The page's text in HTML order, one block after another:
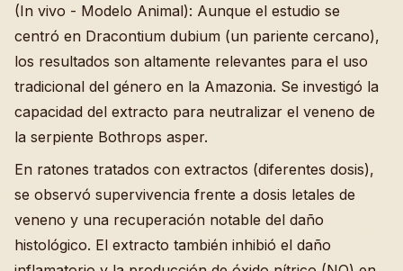
(In vivo - Modelo Animal): Aunque el estudio se
centró en Dracontium dubium (un pariente cercano),
los resultados son altamente relevantes para el uso
tradicional del género en la Amazonia. Se investigó la
capacidad del extracto para neutralizar el veneno de
la serpiente Bothrops asper.
En ratones tratados con extractos (diferentes dosis),
se observó supervivencia frente a dosis letales de
veneno y una recuperación notable del daño
histológico. El extracto también inhibió el daño